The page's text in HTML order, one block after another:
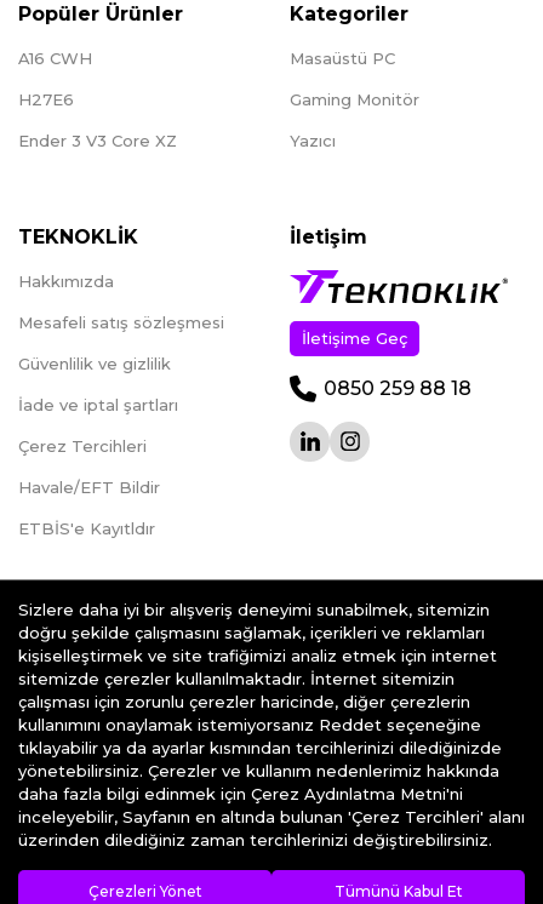
Popüler Ürünler
A16 CWH
H27E6
Ender 3 V3 Core XZ
Kategoriler
Masaüstü PC
Gaming Monitör
Yazıcı
TEKNOKLİK
Hakkımızda
Mesafeli satış sözleşmesi
Güvenlilik ve gizlilik
İade ve iptal şartları
Çerez Tercihleri
Havale/EFT Bildir
ETBİS'e Kayıtldır
İletişim
İletişime Geç
0850 259 88 18
teknoklik.com © 2026 - Her Hakkı Saklıdır.
e-ticaret alt yapısı ile hazırlanmıştır
Sizlere daha iyi bir alışveriş deneyimi sunabilmek, sitemizin
doğru şekilde çalışmasını sağlamak, içerikleri ve reklamları
kişiselleştirmek ve site trafiğimizi analiz etmek için internet
sitemizde çerezler kullanılmaktadır. İnternet sitemizin
çalışması için zorunlu çerezler haricinde, diğer çerezlerin
kullanımını onaylamak istemiyorsanız Reddet seçeneğine
tıklayabilir ya da ayarlar kısmından tercihlerinizi dilediğinizde
yönetebilirsiniz. Çerezler ve kullanım nedenlerimiz hakkında
daha fazla bilgi edinmek için Çerez Aydınlatma Metni'ni
inceleyebilir, Sayfanın en altında bulunan 'Çerez Tercihleri' alanı
üzerinden dilediğiniz zaman tercihlerinizi değiştirebilirsiniz.
Çerezleri Yönet Tümünü Kabul Et